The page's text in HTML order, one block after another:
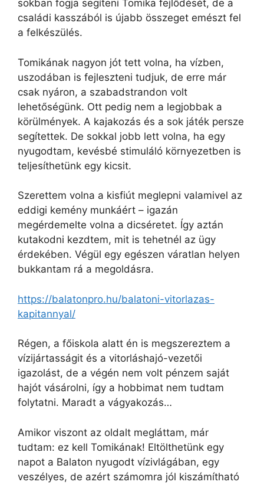
sokban fogja segíteni Tomika fejlődését, de a
családi kasszából is újabb összeget emészt fel
a felkészülés.
Tomikának nagyon jót tett volna, ha vízben,
uszodában is fejleszteni tudjuk, de erre már
csak nyáron, a szabadstrandon volt
lehetőségünk. Ott pedig nem a legjobbak a
körülmények. A kajakozás és a sok játék persze
segítettek. De sokkal jobb lett volna, ha egy
nyugodtam, kevésbé stimuláló környezetben is
teljesíthetünk egy kicsit.
Szerettem volna a kisfiút meglepni valamivel az
eddigi kemény munkáért – igazán
megérdemelte volna a dicséretet. Így aztán
kutakodni kezdtem, mit is tehetnél az ügy
érdekében. Végül egy egészen váratlan helyen
bukkantam rá a megoldásra.
https://balatonpro.hu/balatoni-vitorlazas-
kapitannyal/
Régen, a főiskola alatt én is megszereztem a
vízijártasságit és a vitorláshajó-vezetői
igazolást, de a végén nem volt pénzem saját
hajót vásárolni, így a hobbimat nem tudtam
folytatni. Maradt a vágyakozás…
Amikor viszont az oldalt megláttam, már
tudtam: ez kell Tomikának! Eltölthetünk egy
napot a Balaton nyugodt vízivlágában, egy
veszélyes, de azért számomra jól kiszámítható